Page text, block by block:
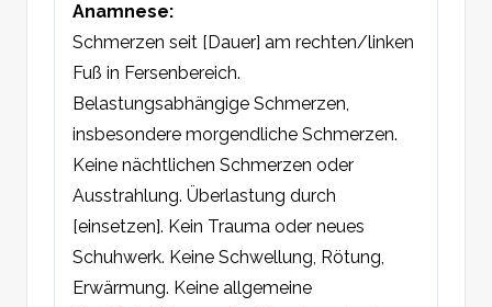
Anamnese:
Schmerzen seit [Dauer] am rechten/linken
Fuß in Fersenbereich.
Belastungsabhängige Schmerzen,
insbesondere morgendliche Schmerzen.
Keine nächtlichen Schmerzen oder
Ausstrahlung. Überlastung durch
[einsetzen]. Kein Trauma oder neues
Schuhwerk. Keine Schwellung, Rötung,
Erwärmung. Keine allgemeine